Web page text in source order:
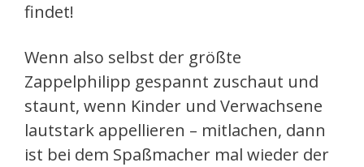
findet!
Wenn also selbst der größte
Zappelphilipp gespannt zuschaut und
staunt, wenn Kinder und Verwachsene
lautstark appellieren – mitlachen, dann
ist bei dem Spaßmacher mal wieder der